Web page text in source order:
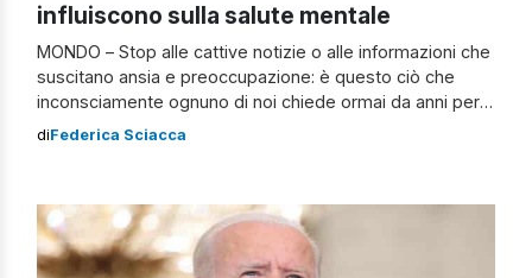
influiscono sulla salute mentale
MONDO – Stop alle cattive notizie o alle informazioni che
suscitano ansia e preoccupazione: è questo ciò che
inconsciamente ognuno di noi chiede ormai da anni per
tutelare la propria salute mentale, che tra pandemia,
un’incredibile quantità […]
diFederica Sciacca